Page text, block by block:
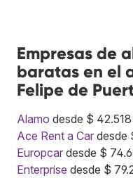
Empresas de
baratas en el
Felipe de
Alamo desde $
Ace Rent a Car desde
Europcar desde $
Enterprise desde $